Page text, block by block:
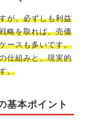
が、必ずしも利益
略を取れば、売価
ースも多いです。
仕組みと、現実的
。
基本ポイント